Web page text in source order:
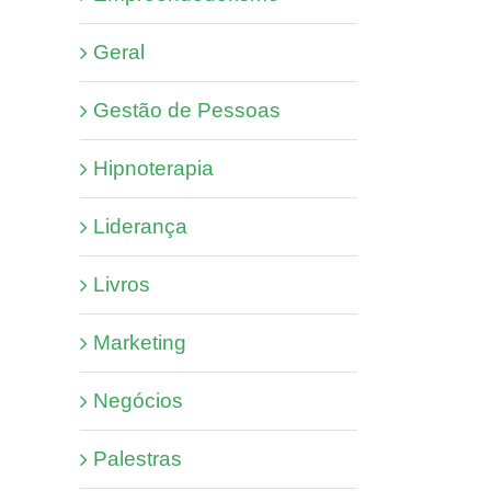
Geral
Gestão de Pessoas
Hipnoterapia
Liderança
Livros
Marketing
Negócios
Palestras